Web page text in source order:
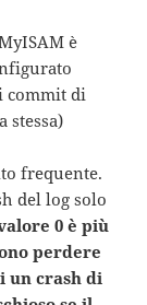
è
commit di
stessa)
frequente.
del log solo
0 è più
perdere
un crash di